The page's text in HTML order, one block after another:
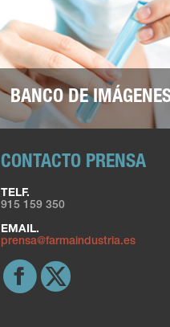
BANCO DE
CONTACTO PRENSA
TELF.
915 159 350
EMAIL.
prensa@farmaindustria.es